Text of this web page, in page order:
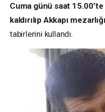
Cuma günü saat
kaldırılıp Akkapı
tabirlerini kullandı.